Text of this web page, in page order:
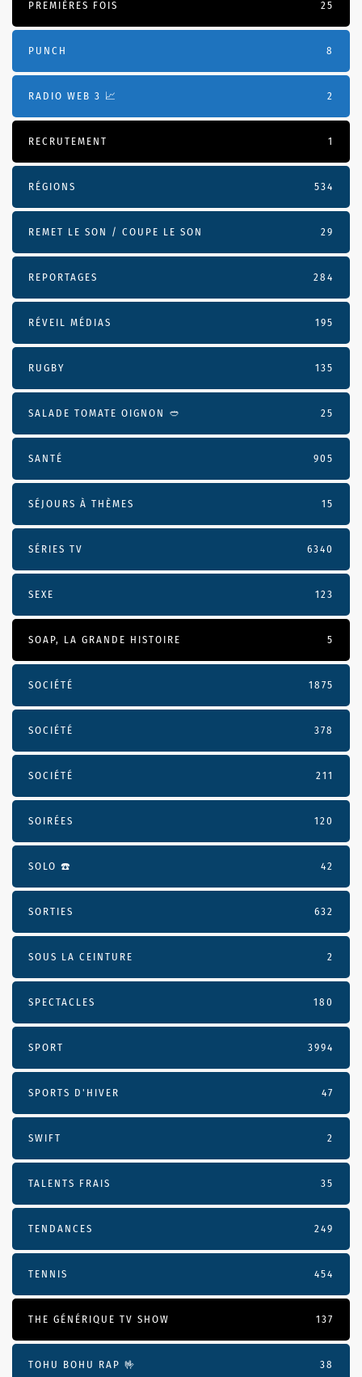
PREMIÈRES FOIS 25
PUNCH 8
RADIO WEB 3 📈 2
RECRUTEMENT 1
RÉGIONS 534
REMET LE SON / COUPE LE SON 29
REPORTAGES 284
RÉVEIL MÉDIAS 195
RUGBY 135
SALADE TOMATE OIGNON 🥙 25
SANTÉ 905
SÉJOURS À THÈMES 15
SÉRIES TV 6340
SEXE 123
SOAP, LA GRANDE HISTOIRE 5
SOCIÉTÉ 1875
SOCIÉTÉ 378
SOCIÉTÉ 211
SOIRÉES 120
SOLO ☎️ 42
SORTIES 632
SOUS LA CEINTURE 2
SPECTACLES 180
SPORT 3994
SPORTS D'HIVER 47
SWIFT 2
TALENTS FRAIS 35
TENDANCES 249
TENNIS 454
THE GÉNÉRIQUE TV SHOW 137
TOHU BOHU RAP 🤟 38